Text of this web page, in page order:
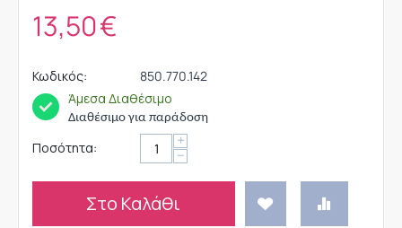
13,50€
Κωδικός:
850.770.142
Άμεσα Διαθέσιμο
Διαθέσιμο για παράδοση
Ποσότητα: +
−
Στο Καλάθι